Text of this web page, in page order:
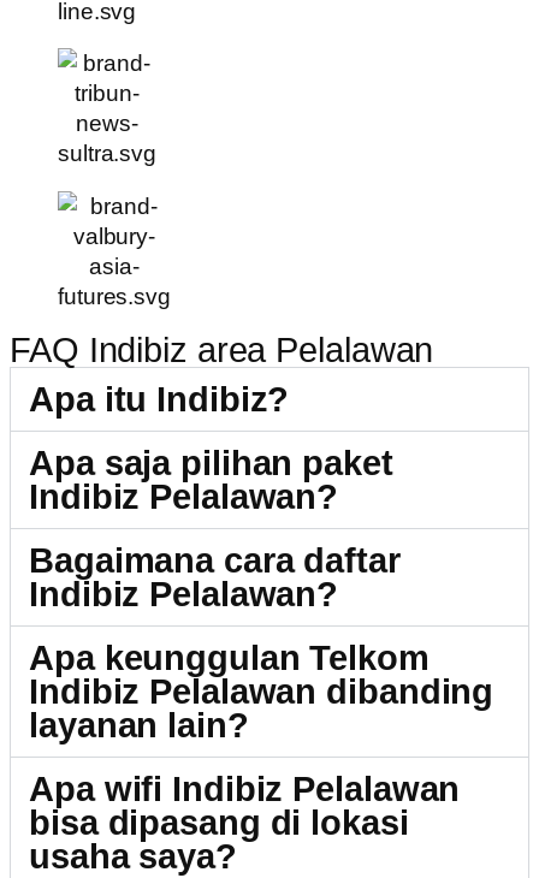
FAQ Indibiz area Pelalawan
Apa itu Indibiz?
Apa saja pilihan paket
Indibiz Pelalawan?
Bagaimana cara daftar
Indibiz Pelalawan?
Apa keunggulan Telkom
Indibiz Pelalawan dibanding
layanan lain?
Apa wifi Indibiz Pelalawan
bisa dipasang di lokasi
usaha saya?